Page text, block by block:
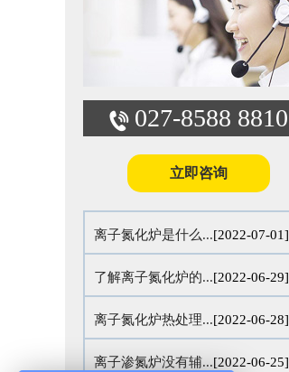
027-8588 8810
立即咨询
离子氮化炉是什么...[2022-07-01]
了解离子氮化炉的...[2022-06-29]
离子氮化炉热处理...[2022-06-28]
离子渗氮炉没有辅...[2022-06-25]